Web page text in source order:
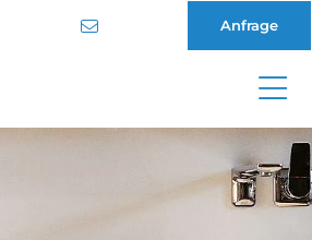
Anfrage